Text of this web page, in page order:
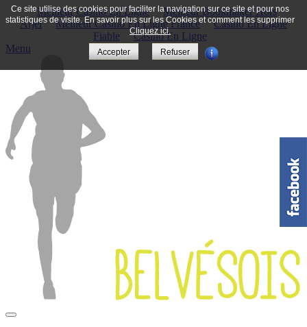
Meilleur Casino En Ligne
Meilleur Bookmaker Hors
Arjel
Meilleur Casino En Ligne France
Casino En Ligne
Fiable
Casino En Ligne
Menu
Ce site utilise des cookies pour faciliter la navigation sur ce site et pour nos
statistiques de visite. En savoir plus sur les Cookies et comment les supprimer
Cliquez ici.
Accepter Refuser